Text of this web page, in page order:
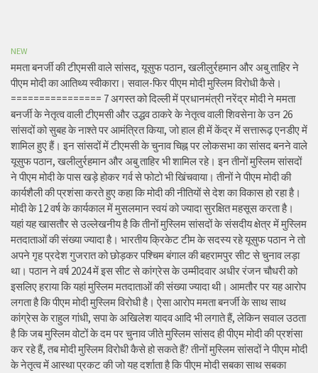
NEW
ममता बनर्जी की टीएमसी वाले सांसद, यूसुफ पठान, खलीलुर्रहमान और अबु ताहिर ने
पीएम मोदी का आतिथ्य स्वीकारा। सवाल-फिर पीएम मोदी मुस्लिम विरोधी कैसे।
================ 7 अगस्त को दिल्ली में प्रधानमंत्री नरेंद्र मोदी ने ममता
बनर्जी के नेतृत्व वाली टीएमसी और उद्धव ठाकरे के नेतृत्व वाली शिवसेना के उन 26
सांसदों को सुबह के नाश्ते पर आमंत्रित किया, जो हाल ही में केंद्र में सत्तारूढ़ एनडीए में
शामिल हुए हैं। इन सांसदों में टीएमसी के चुनाव चिह्न पर लोकसभा का सांसद बनने वाले
यूसुफ पठान, खलीलुर्रहमान और अबु ताहिर भी शामिल रहे। इन तीनों मुस्लिम सांसदों
ने पीएम मोदी के पास खड़े होकर गर्व से फोटो भी खिंचवाया। तीनों ने पीएम मोदी की
कार्यशैली की प्रशंसा करते हुए कहा कि मोदी की नीतियों से देश का विकास हो रहा है।
मोदी के 12 वर्ष के कार्यकाल में मुसलमान स्वयं को ज्यादा सुरक्षित महसूस करता है।
यहां यह खासतौर से उल्लेखनीय है कि तीनों मुस्लिम सांसदों के संसदीय क्षेत्र में मुस्लिम
मतदाताओं की संख्या ज्यादा है। भारतीय क्रिकेट टीम के सदस्य रहे यूसुफ पठान ने तो
अपने गृह प्रदेश गुजरात को छोड़कर पश्चिम बंगाल की बहरामपुर सीट से चुनाव लड़ा
था। पठान ने वर्ष 2024 में इस सीट से कांग्रेस के उम्मीदवार अधीर रंजन चौधरी को
इसलिए हराया कि यहां मुस्लिम मतदाताओं की संख्या ज्यादा थी। आमतौर पर यह आरोप
लगता है कि पीएम मोदी मुस्लिम विरोधी है। ऐसा आरोप ममता बनर्जी के साथ साथ
कांग्रेस के राहुल गांधी, सपा के अखिलेश यादव आदि भी लगाते हैं, लेकिन सवाल उठता
है कि जब मुस्लिम वोटों के दम पर चुनाव जीते मुस्लिम सांसद ही पीएम मोदी की प्रशंसा
कर रहे हैं, तब मोदी मुस्लिम विरोधी कैसे हो सकते हैं? तीनों मुस्लिम सांसदों ने पीएम मोदी
के नेतृत्व में आस्था प्रकट की जो यह दर्शाता है कि पीएम मोदी सबका साथ सबका